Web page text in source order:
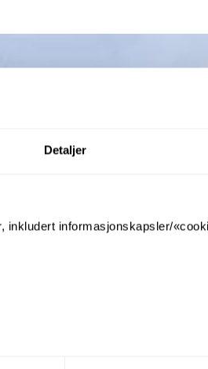
Detaljer
inkludert informasjonskapsler/